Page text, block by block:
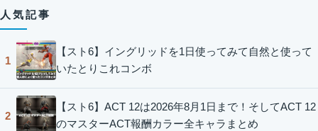
人気記事
1
【スト6】イングリッドを1日使ってみて自然と使って
いたとりこれコンボ
2
【スト6】ACT 12は2026年8月1日まで！そしてACT 12
のマスターACT報酬カラー全キャラまとめ